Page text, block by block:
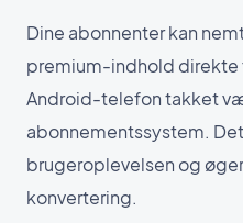
Dine abonnenter kan
premium-indhold direkte
Android-telefon takket
abonnementssystem.
brugeroplevelsen og
konvertering.